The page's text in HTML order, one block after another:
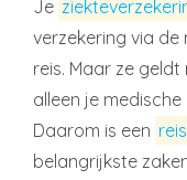
Je
verzekering via
reis. Maar ze
alleen je
Daarom is een
belangrijkste